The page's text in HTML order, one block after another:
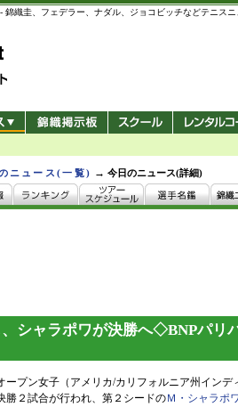
織圭、フェデラー、ナダル、ジョコビッチなどテニス
ニュース(一覧) →今日のニュース(詳細)
シャラポワが決勝へ◇BNPパリ
プン女子（アメリカ/カリフォルニア州インデ
勝２試合が行われ、第２シードのＭ・シャラポ